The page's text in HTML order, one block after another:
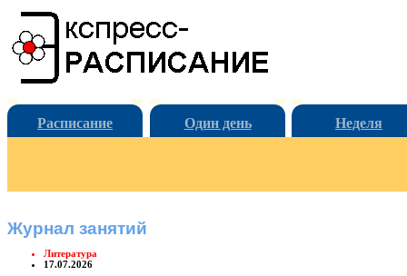
Расписание Один день Неделя
Журнал занятий
Литература
17.07.2026